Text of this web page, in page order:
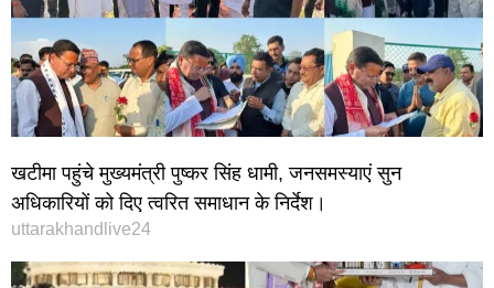
खटीमा पहुंचे मुख्यमंत्री पुष्कर सिंह धामी, जनसमस्याएं सुन
अधिकारियों को दिए त्वरित समाधान के निर्देश।
uttarakhandlive24